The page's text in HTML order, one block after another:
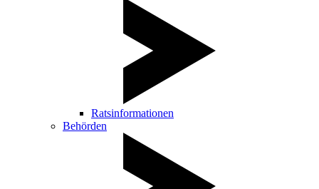
Ratsinformationen
Behörden